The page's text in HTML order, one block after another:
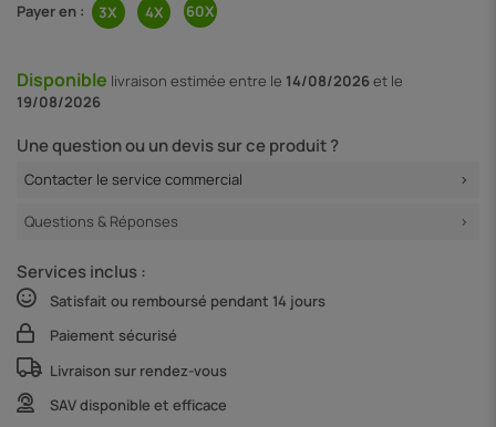
Payer en :
Disponible livraison estimée entre le 14/08/2026et le
19/08/2026
Une question ou un devis sur ce produit ?
Contacter le service commercial
Questions & Réponses
Services inclus :
Satisfait ou remboursé pendant 14 jours
Paiement sécurisé
Livraison sur rendez-vous
SAV disponible et efficace